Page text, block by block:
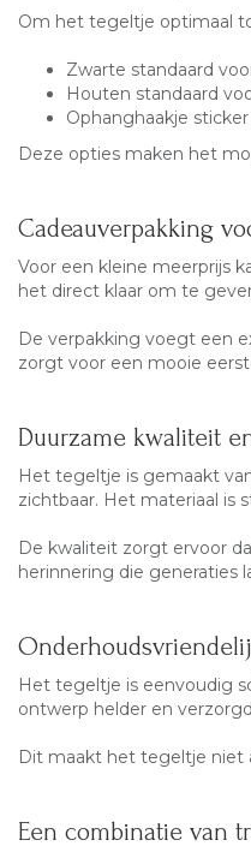
Om het tegeltje optimaal
Zwarte standaard
Houten standaard
Ophanghaakje
Deze opties maken het
Cadeauverpakking
Voor een kleine meerprijs
het direct klaar om te
De verpakking voegt een
zorgt voor een mooie
Duurzame kwaliteit
Het tegeltje is gemaakt
zichtbaar. Het materiaal is
De kwaliteit zorgt ervoor
herinnering die generaties
Het tegeltje is eenvoudig
ontwerp helder en
Dit maakt het tegeltje niet
Een combinatie van